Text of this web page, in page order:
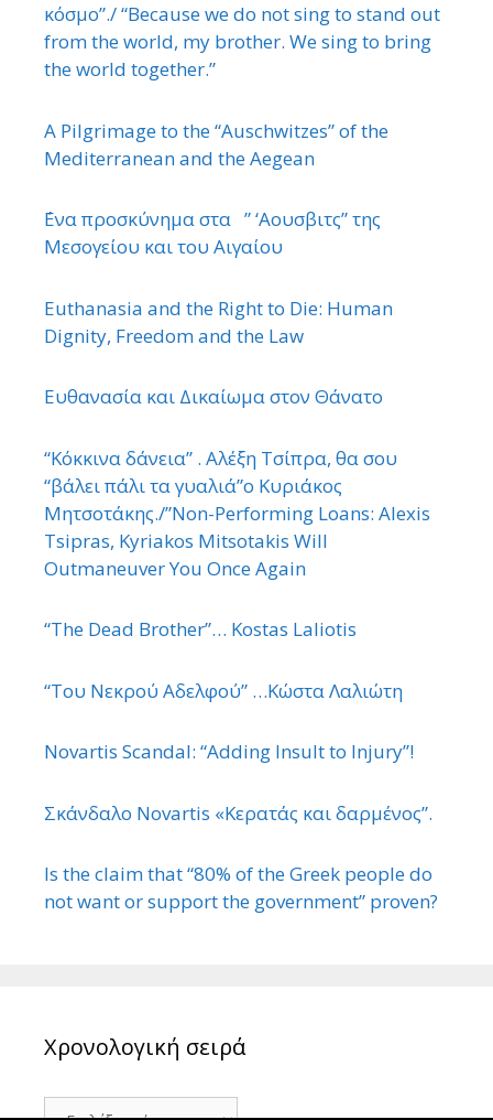
κόσμο”./ “Because we do not sing to stand out
from the world, my brother. We sing to bring
the world together.”
A Pilgrimage to the “Auschwitzes” of the
Mediterranean and the Aegean
΄Ενα προσκύνημα στα ” ‘Αουσβιτς” της
Μεσογείου και του Αιγαίου
Euthanasia and the Right to Die: Human
Dignity, Freedom and the Law
Ευθανασία και Δικαίωμα στον Θάνατο
“Κόκκινα δάνεια” . Αλέξη Τσίπρα, θα σου
“βάλει πάλι τα γυαλιά”ο Κυριάκος
Μητσοτάκης./”Non-Performing Loans: Alexis
Tsipras, Kyriakos Mitsotakis Will
Outmaneuver You Once Again
“The Dead Brother”… Kostas Laliotis
“Του Νεκρού Αδελφού” …Κώστα Λαλιώτη
Novartis Scandal: “Adding Insult to Injury”!
Σκάνδαλο Novartis «Κερατάς και δαρμένος”.
Is the claim that “80% of the Greek people do
not want or support the government” proven?
Χρονολογική σειρά
Χρονολογική